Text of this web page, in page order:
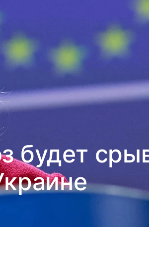
будет